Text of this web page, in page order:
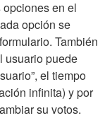
en el
opción se
También
usuario puede
el tiempo
infinita) y por
su votos.